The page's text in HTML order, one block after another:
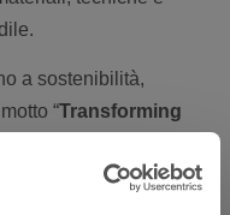
a sostenibilità,
“Transforming
di vita.